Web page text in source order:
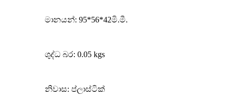
මානයන්: 95*56*42මි.මී.
ශුද්ධ බර: 0.05 kgs
නිවාස: ප්ලාස්ටික්